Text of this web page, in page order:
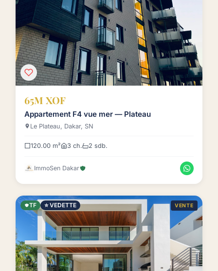
65M XOF
Appartement F4 vue mer — Plateau
Le Plateau, Dakar, SN
120.00 m² 3 ch. 2 sdb.
ImmoSen Dakar
TF ⭐ VEDETTE VENTE